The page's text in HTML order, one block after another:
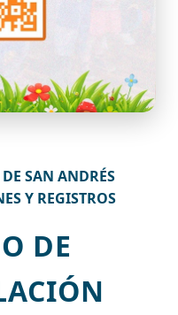
SAN ANDRÉS
Y REGISTROS
DE